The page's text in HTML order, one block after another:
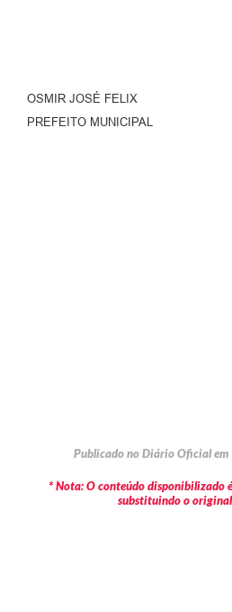
OSMIR JOSÉ FELIX
PREFEITO MUNICIPAL
Publicado no Diário Oficial
* Nota: O conteúdo disponibilizado
substituindo o